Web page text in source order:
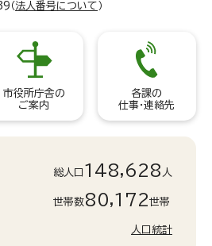
（ 法人番号について ）
市役所庁舎の
ご案内
各課の
仕事・連絡先
総人口 148,628 人
世帯数80,172世帯
人口統計